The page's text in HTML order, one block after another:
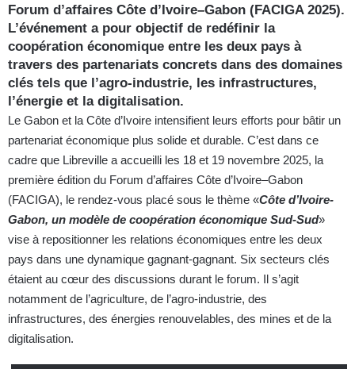
Forum d’affaires Côte d’Ivoire–Gabon (FACIGA 2025).
L’événement a pour objectif de redéfinir la
coopération économique entre les deux pays à
travers des partenariats concrets dans des domaines
clés tels que l’agro-industrie, les infrastructures,
l’énergie et la digitalisation.
Le Gabon et la Côte d’Ivoire intensifient leurs efforts pour bâtir un
partenariat économique plus solide et durable. C’est dans ce
cadre que Libreville a accueilli les 18 et 19 novembre 2025, la
première édition du Forum d’affaires Côte d’Ivoire–Gabon
(FACIGA), le rendez-vous placé sous le thème «Côte d’Ivoire-
Gabon, un modèle de coopération économique Sud-Sud»
vise à repositionner les relations économiques entre les deux
pays dans une dynamique gagnant-gagnant. Six secteurs clés
étaient au cœur des discussions durant le forum. Il s’agit
notamment de l’agriculture, de l’agro-industrie, des
infrastructures, des énergies renouvelables, des mines et de la
digitalisation.